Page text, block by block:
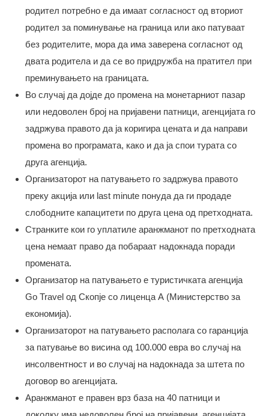
родител потребно е да имаат согласност од вториот
родител за поминување на граница или ако патуваат
без родителите, мора да има заверена согласнот од
двата родитела и да се во придружба на пратител при
преминувањето на границата.
Во случај да дојде до промена на монетарниот пазар
или недоволен број на пријавени патници, агенцијата го
задржува правото да ја коригира цената и да направи
промена во програмата, како и да ја спои турата со
друга агенција.
Организаторот на патувањето го задржува правото
преку акција или last minute понуда да ги продаде
слободните капацитети по друга цена од претходната.
Странките кои го уплатиле аранжманот по претходната
цена немаат право да побараат надокнада поради
промената.
Организатор на патувањето е туристичката агенција
Go Travel од Скопје со лиценца А (Министерство за
економија).
Организаторот на патувањето располага со гаранција
за патување во висина од 100.000 евра во случај на
инсолвентност и во случај на надокнада за штета по
договор во агенцијата.
Аранжманот е правен врз база на 40 патници и